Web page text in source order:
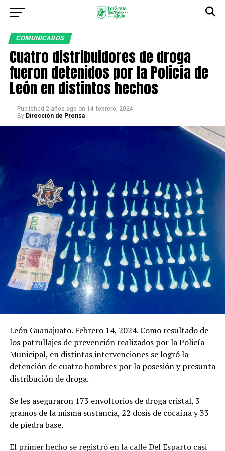
COMUNICADOS
Cuatro distribuidores de droga
fueron detenidos por la Policía de
León en distintos hechos
Published 2 años ago on 14 febrero, 2024
By Dirección de Prensa
León Guanajuato. Febrero 14, 2024. Como resultado de
los patrullajes de prevención realizados por la Policía
Municipal, en distintas intervenciones se logró la
detención de cuatro hombres por la posesión y presunta
distribución de droga.
Se les aseguraron 173 envoltorios de droga cristal, 3
gramos de la misma sustancia, 22 dosis de cocaína y 33
de piedra base.
El primer hecho se registró en la calle Del Esparto casi